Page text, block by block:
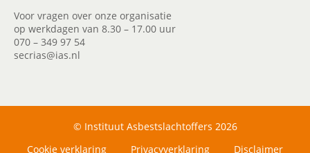
Voor vragen over onze organisatie
op werkdagen van 8.30 – 17.00 uur
070 – 349 97 54
secrias@ias.nl
© Instituut Asbestslachtoffers 2026
Cookie verklaring
Privacyverklaring Disclaimer